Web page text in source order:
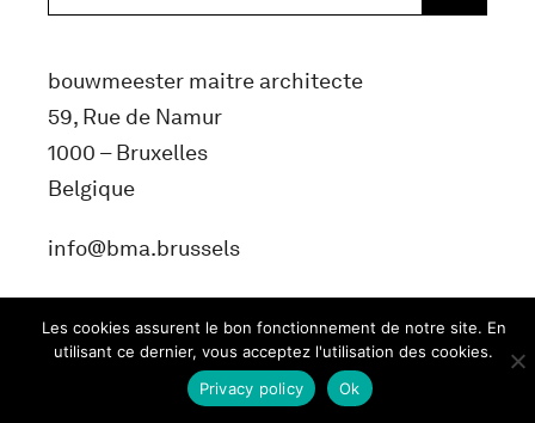
bouwmeester maitre architecte
59, Rue de Namur
1000 – Bruxelles
Belgique
info@bma.brussels
Les cookies assurent le bon fonctionnement de notre site. En
utilisant ce dernier, vous acceptez l'utilisation des cookies.
Ok
Privacy policy